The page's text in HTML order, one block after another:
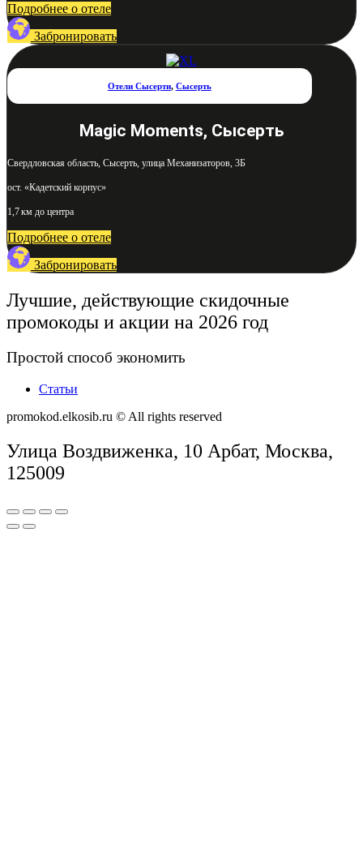
Подробнее о отеле
Забронировать
Отели Сысерти, Сысерть
Magic Moments, Сысерть
Свердловская область, Сысерть, улица Механизаторов, 3Б
ост. «Кадетский корпус»
1,7 км до центра
Подробнее о отеле
Забронировать
Лучшие, действующие скидочные
промокоды и акции на 2026 год
Простой способ экономить
Статьи
promokod.elkosib.ru © All rights reserved
Улица Воздвиженка, 10 Арбат, Москва,
125009